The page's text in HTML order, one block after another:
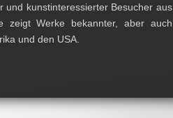
und kunstinteressierter Besucher aus
zeigt Werke bekannter, aber auch
und den USA.